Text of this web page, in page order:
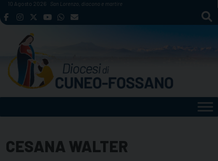
Skip
to
10 Agosto 2026 San Lorenzo, diacono e martire
CESANA WALTER